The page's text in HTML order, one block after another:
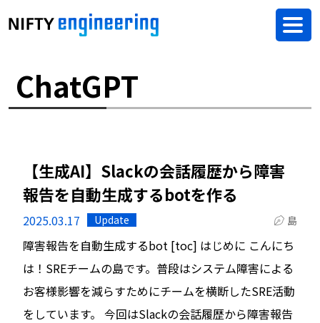
ChatGPT
【生成AI】Slackの会話履歴から障害
報告を自動生成するbotを作る
2025.03.17 Update 島
障害報告を自動生成するbot [toc] はじめに こんにち
は！SREチームの島です。普段はシステム障害による
お客様影響を減らすためにチームを横断したSRE活動
をしています。 今回はSlackの会話履歴から障害報告